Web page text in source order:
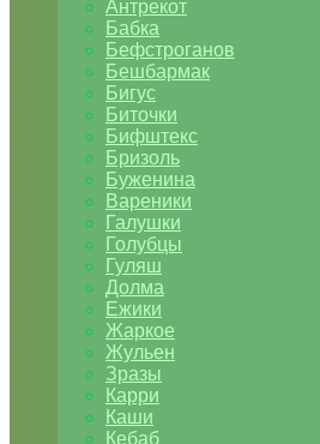
Антрекот
Бабка
Бефстроганов
Бешбармак
Бигус
Биточки
Бифштекс
Бризоль
Буженина
Вареники
Галушки
Голубцы
Гуляш
Долма
Ежики
Жаркое
Жульен
Зразы
Карри
Каши
Кебаб